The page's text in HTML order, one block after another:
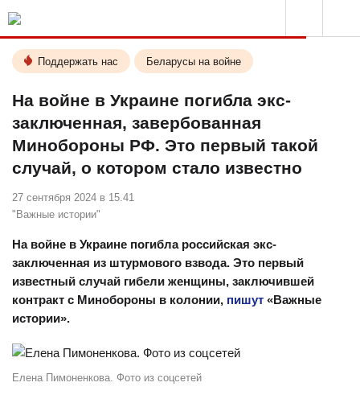
Поддержать нас Беларусы на войне
На войне в Украине погибла экс-
заключенная, завербованная
Минобороны РФ. Это первый такой
случай, о котором стало известно
27 сентября 2024 в 15.41
"Важные истории"
На войне в Украине погибла российская экс-
заключенная из штурмового взвода. Это первый
известный случай гибели женщины, заключившей
контракт с Минобороны в колонии, пишут «Важные
истории».
Елена Пимоненкова. Фото из соцсетей